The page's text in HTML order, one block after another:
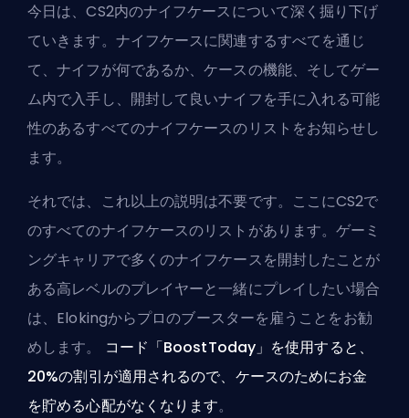
今日は、CS2内のナイフケースについて深く掘り下げ
ていきます。ナイフケースに関連するすべてを通じ
て、ナイフが何であるか、ケースの機能、そしてゲー
ム内で入手し、開封して良いナイフを手に入れる可能
性のあるすべてのナイフケースのリストをお知らせし
ます。
それでは、これ以上の説明は不要です。ここにCS2で
のすべてのナイフケースのリストがあります。ゲーミ
ングキャリアで多くのナイフケースを開封したことが
ある高レベルのプレイヤーと一緒にプレイしたい場合
は、 Elokingからプロのブースターを雇う ことをお勧
めします。
コード「BoostToday」を使用すると、
20%の割引が適用されるので、ケースのためにお金
を貯める心配がなくなります。